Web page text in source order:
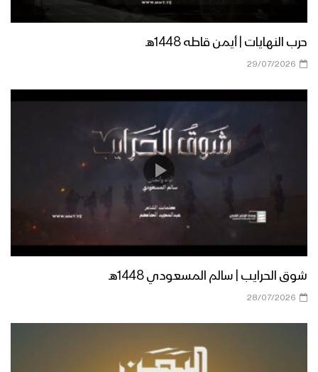
حرب النهايات | أيمن قاطه 1448هـ
29/07/2026
شوق الحرايب | سالم المسعودي 1448هـ
28/07/2026